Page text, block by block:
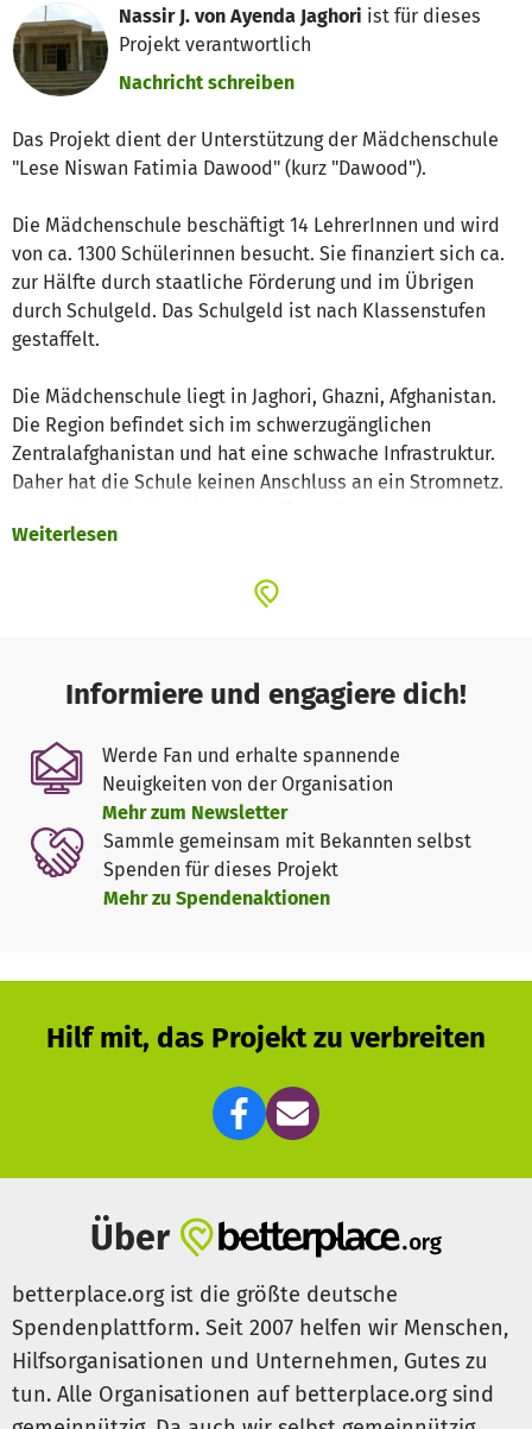
Nassir J. von Ayenda Jaghori ist für dieses
Projekt verantwortlich
Nachricht schreiben
Das Projekt dient der Unterstützung der Mädchenschule
"Lese Niswan Fatimia Dawood" (kurz "Dawood").
Die Mädchenschule beschäftigt 14 LehrerInnen und wird
von ca. 1300 Schülerinnen besucht. Sie finanziert sich ca.
zur Hälfte durch staatliche Förderung und im Übrigen
durch Schulgeld. Das Schulgeld ist nach Klassenstufen
gestaffelt.
Die Mädchenschule liegt in Jaghori, Ghazni, Afghanistan.
Die Region befindet sich im schwerzugänglichen
Zentralafghanistan und hat eine schwache Infrastruktur.
Daher hat die Schule keinen Anschluss an ein Stromnetz.
Stromgenerators. Dieser soll einerseits die Beleuchtung
technischer Geräte (insb. Kopierer und PCs) ermöglichen.
für die Beschaffung von Lehrmaterial fundamental.
Träger des Projekts ist Ayenda Jaghori, dessen einziger
Zweck darin besteht die Schule zu fördern. Außerhalb von
betterplace hat die Stiftung bereits über 3000 € an
Spendengeldern gesammelt. Dieses Geld soll es vor allem
auch ärmeren Kindern ermöglichen die Schule besuchen
zu können. Daneben ist Ayenda Jaghori auf der Suche nach
einer Partnerschule und hat hierzu bereits mehrere
Weiterlesen
Informiere und engagiere dich!
Werde Fan und erhalte spannende
Neuigkeiten von der Organisation
Mehr zum Newsletter
Sammle gemeinsam mit Bekannten selbst
Spenden für dieses Projekt
Mehr zu Spendenaktionen
Hilf mit, das Projekt zu verbreiten
Über
betterplace.org ist die größte deutsche
Spendenplattform. Seit 2007 helfen wir Menschen,
Hilfsorganisationen und Unternehmen, Gutes zu
tun. Alle Organisationen auf betterplace.org sind